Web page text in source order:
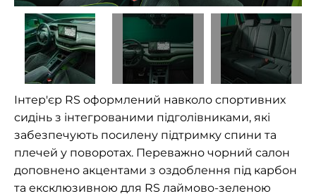
Інтер'єр RS оформлений навколо спортивних
сидінь з інтегрованими підголівниками, які
забезпечують посилену підтримку спини та
плечей у поворотах. Переважно чорний салон
доповнено акцентами з оздоблення під карбон
та ексклюзивною для RS лаймово-зеленою